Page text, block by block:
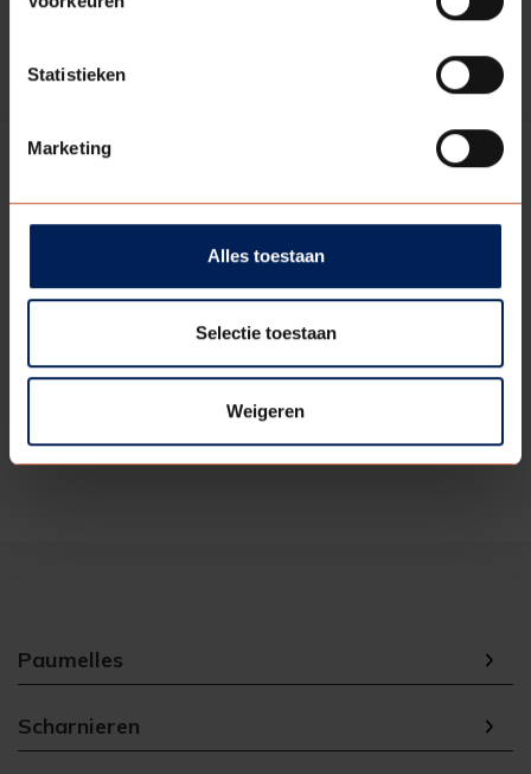
Statistieken
Marketing
Alles toestaan
Selectie toestaan
Weigeren
gemonteerd zitten. Als de scharnieren rechts zitten,
links, dan heeft u een linksdraaiende deur.
24GSCHARNIER_0014
Kantvorm Stomp
Linksdraaiend
Paumelles
Scharnieren